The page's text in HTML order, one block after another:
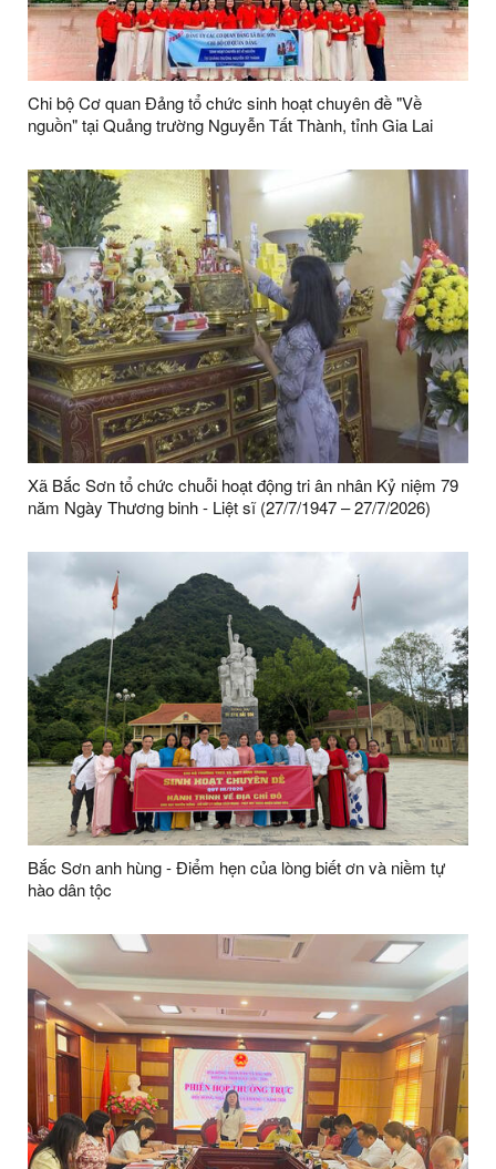
Chi bộ Cơ quan Đảng tổ chức sinh hoạt chuyên đề "Về
nguồn" tại Quảng trường Nguyễn Tất Thành, tỉnh Gia Lai
Xã Bắc Sơn tổ chức chuỗi hoạt động tri ân nhân Kỷ niệm 79
năm Ngày Thương binh - Liệt sĩ (27/7/1947 – 27/7/2026)
Bắc Sơn anh hùng - Điểm hẹn của lòng biết ơn và niềm tự
hào dân tộc